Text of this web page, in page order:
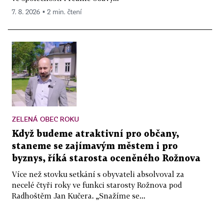
7. 8. 2026 ▪ 2 min. čtení
ZELENÁ OBEC ROKU
Když budeme atraktivní pro občany,
staneme se zajímavým městem i pro
byznys, říká starosta oceněného Rožnova
Více než stovku setkání s obyvateli absolvoval za
necelé čtyři roky ve funkci starosty Rožnova pod
Radhoštěm Jan Kučera. „Snažíme se...